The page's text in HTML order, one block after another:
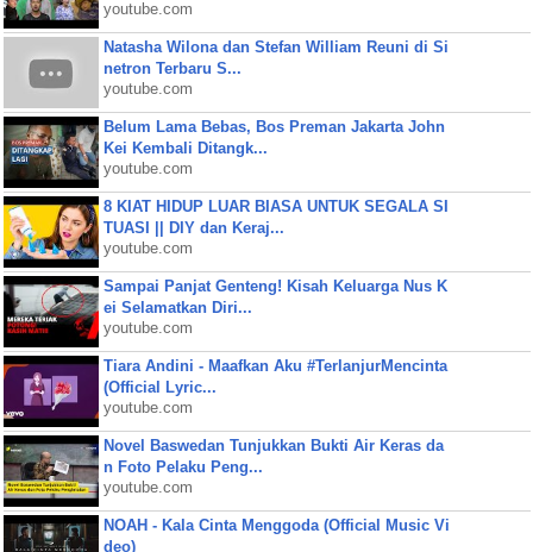
youtube.com
Natasha Wilona dan Stefan William Reuni di Si
netron Terbaru S...
youtube.com
Belum Lama Bebas, Bos Preman Jakarta John
Kei Kembali Ditangk...
youtube.com
8 KIAT HIDUP LUAR BIASA UNTUK SEGALA SI
TUASI || DIY dan Keraj...
youtube.com
Sampai Panjat Genteng! Kisah Keluarga Nus K
ei Selamatkan Diri...
youtube.com
Tiara Andini - Maafkan Aku #TerlanjurMencinta
(Official Lyric...
youtube.com
Novel Baswedan Tunjukkan Bukti Air Keras da
n Foto Pelaku Peng...
youtube.com
NOAH - Kala Cinta Menggoda (Official Music Vi
deo)